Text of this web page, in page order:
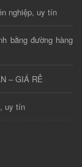
nghiệp, uy tín
bằng đường hàng
– GIÁ RẺ
uy tín